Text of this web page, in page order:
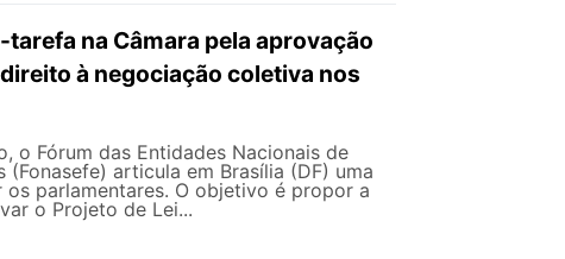
na Câmara pela aprovação
à negociação coletiva nos
o Fórum das Entidades Nacionais de
(Fonasefe) articula em Brasília (DF) uma
parlamentares. O objetivo é propor a
o Projeto de Lei...